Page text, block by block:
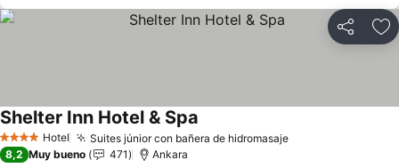
Compartir
4 EstrellasHotel Suites júnior con bañera de hidromasajeVer precios
Shelter Inn Hotel & Spa
8,2 Muy bueno 471 Ankara